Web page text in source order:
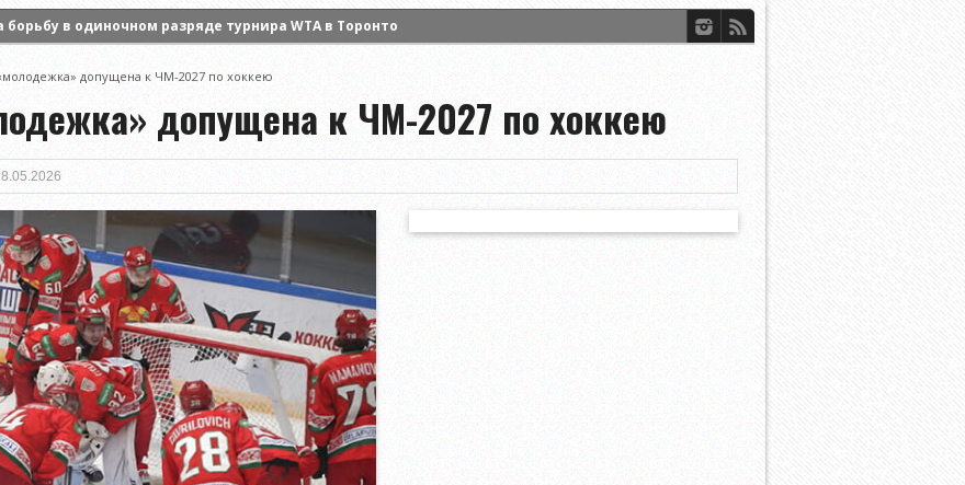
в одиночном разряде турнира WTA в Торонто
допущена к ЧМ-2027 по хоккею
допущена к ЧМ-2027 по хоккею